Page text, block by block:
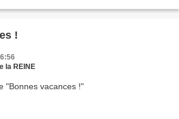
!
la REINE